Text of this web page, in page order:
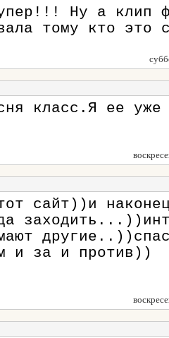
Ну а
тому кто
класс.Я ее
сайт))и
и за и против))